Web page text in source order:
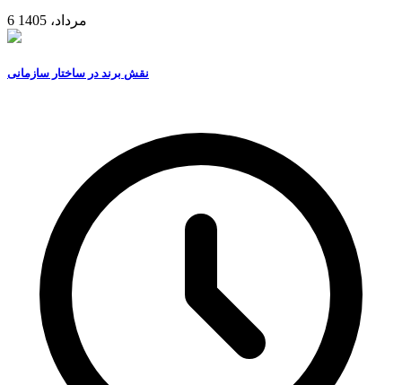
6 مرداد، 1405
نقش برند در ساختار سازمانی